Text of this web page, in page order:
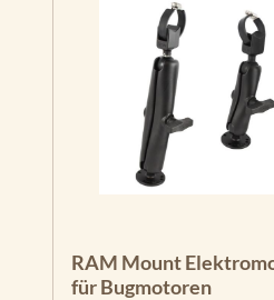
RAM Mount
für Bugmotoren